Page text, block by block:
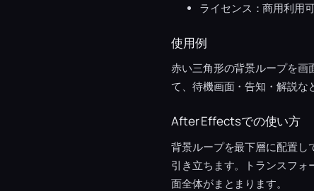
ライセンス：商用利用
使用例
赤い三角形の背景ループを画
て、待機画面・告知・解説な
After Effectsでの使い方
背景ループを最下層に配置し
引き立ちます。トランスフォ
面全体がまとまります。